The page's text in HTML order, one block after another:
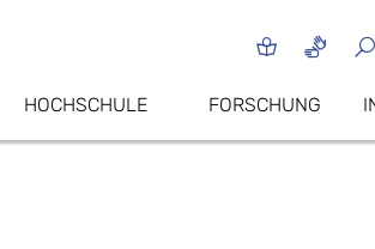
HOCHSCHULE FORSCHUNG